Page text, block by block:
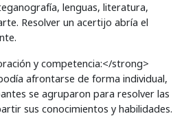
lenguas, literatura,
Resolver un acertijo abría el
y competencia:</strong>
afrontarse de forma individual,
se agruparon para resolver las
sus conocimientos y habilidades.